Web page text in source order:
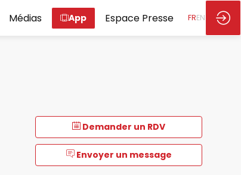
Médias App Espace Presse FREN
Demander un RDV
Envoyer un message